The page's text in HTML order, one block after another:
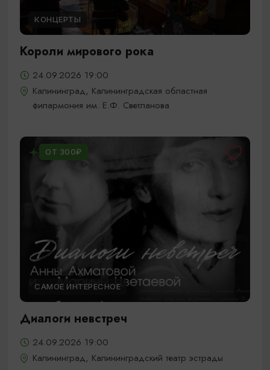
КОНЦЕРТЫ
Короли мирового рока
24.09.2026 19:00
Калининград, Калининградская областная
филармония им. Е.Ф. Светланова
ОТ 300₽
САМОЕ ИНТЕРЕСНОЕ
Диалоги невстреч
24.09.2026 19:00
Калининград, Калининградский театр эстрады